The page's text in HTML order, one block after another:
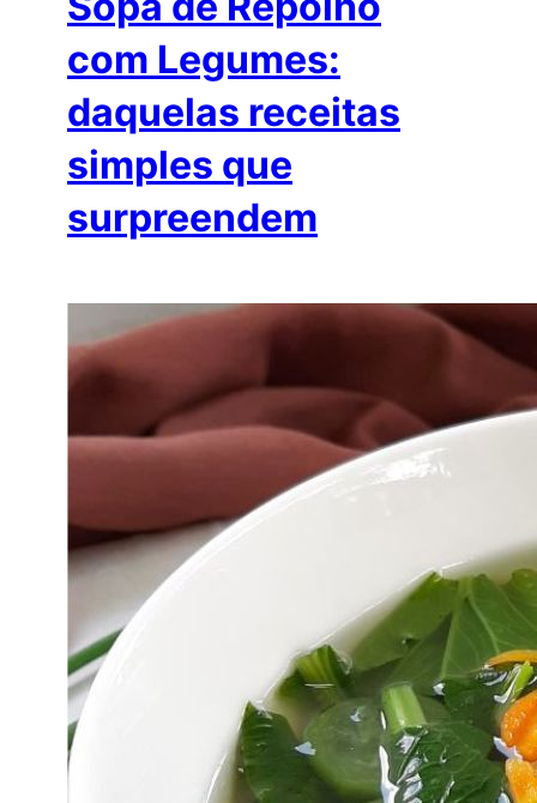
com Legumes:
daquelas receitas
simples que
surpreendem